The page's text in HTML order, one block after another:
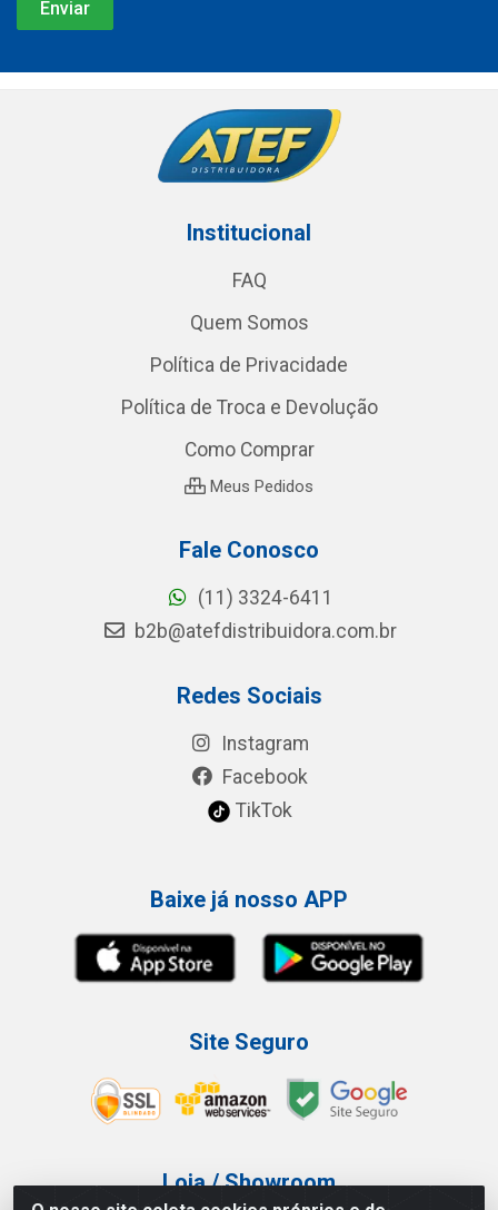
Institucional
FAQ
Quem Somos
Política de Privacidade
Política de Troca e Devolução
Como Comprar
Meus Pedidos
Fale Conosco
(11) 3324-6411
b2b@atefdistribuidora.com.br
Redes Sociais
Instagram
Facebook
TikTok
Baixe já nosso APP
Site Seguro
Loja / Showroom